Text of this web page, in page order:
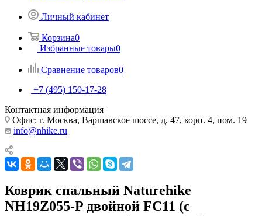
Личный кабинет
Корзина0
Избранные товары0
Сравнение товаров0
+7 (495) 150-17-28
Контактная информация
Офис: г. Москва, Варшавское шоссе, д. 47, корп. 4, пом. 19
info@nhike.ru
Коврик спальный Naturehike
NH19Z055-P двойной FC11 (с